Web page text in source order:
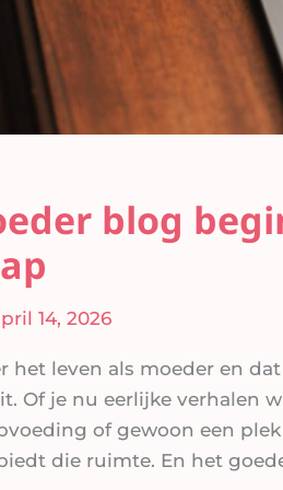
blog
14, 2026
het leven als moeder en
Of je nu eerlijke verhalen
of gewoon een
die ruimte. En het